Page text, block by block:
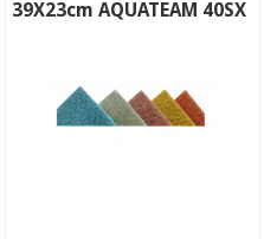
39X23cm AQUATEAM 40SX